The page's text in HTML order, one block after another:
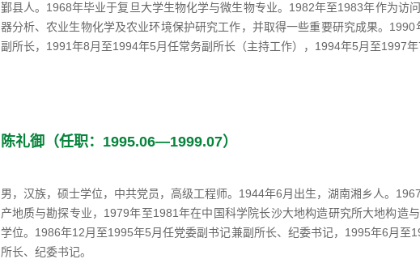
鄞县人。1968年毕业于复旦大学生物化学与微生物专业。1982年至1983年作为访
器分析、农业生物化学及农业环境保护研究工作，并取得一些重要研究成果。
副所长，1991年8月至1994年5月任常务副所长（主持工作），1994年5月至1997年
陈礼御（任职：1995.06—1999.07）
男，汉族，硕士学位，中共党员，高级工程师。1944年6月出生，湖南湘乡人。
产地质与勘探专业，1979年至1981年在中国科学院长沙大地构造研究所大地构造
学位。1986年12月至1995年5月任党委副书记兼副所长、纪委书记，1995年6月至
所长、纪委书记。